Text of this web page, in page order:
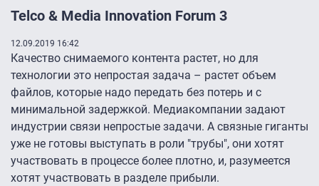
Telco & Media Innovation Forum 3
12.09.2019 16:42
Качество снимаемого контента растет, но для
технологии это непростая задача – растет объем
файлов, которые надо передать без потерь и с
минимальной задержкой. Медиакомпании задают
индустрии связи непростые задачи. А связные гиганты
уже не готовы выступать в роли "трубы", они хотят
участвовать в процессе более плотно, и, разумеется
хотят участвовать в разделе прибыли.